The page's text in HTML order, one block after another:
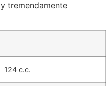
tremendamente
124 c.c.